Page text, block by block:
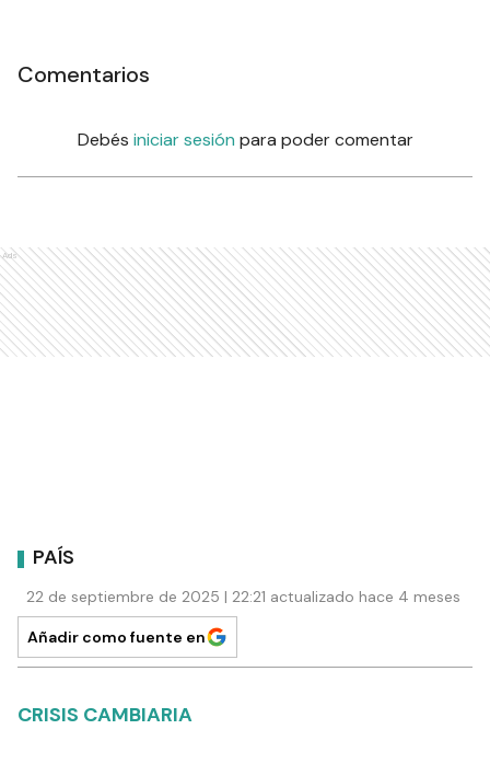
Comentarios
Debés iniciar sesión para poder comentar
Ads
PAÍS
22 de septiembre de 2025 | 22:21 actualizado hace 4 meses
Añadir como fuente en
CRISIS CAMBIARIA